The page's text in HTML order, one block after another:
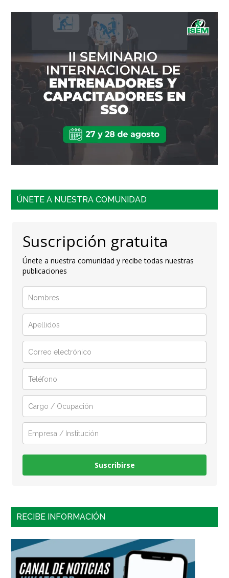
ÚNETE A NUESTRA COMUNIDAD
Suscripción gratuita
Únete a nuestra comunidad y recibe todas nuestras
publicaciones
Suscribirse
RECIBE INFORMACIÓN